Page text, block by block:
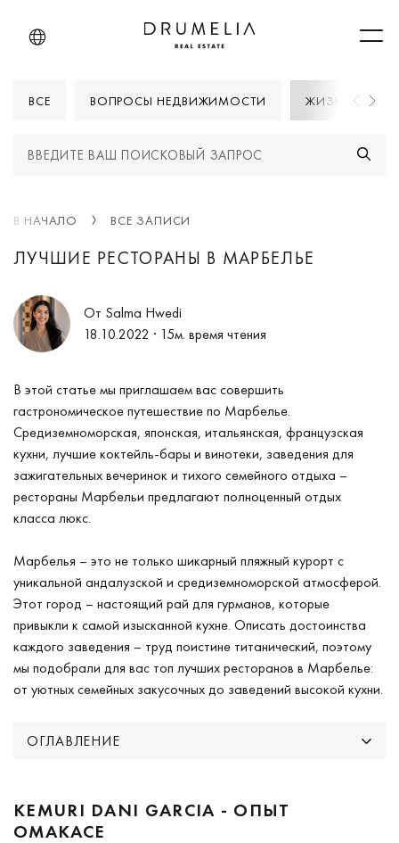
ВСЕ ВОПРОСЫ НЕДВИЖИМОСТИ ЖИЗНИ В
В НАЧАЛО ВСЕ ЗАПИСИ
ЛУЧШИЕ РЕСТОРАНЫ В МАРБЕЛЬЕ
От Salma Hwedi
18.10.2022 · 15м. время чтения
В этой статье мы приглашаем вас совершить
гастрономическое путешествие по Марбелье.
Средиземноморская, японская, итальянская, французская
кухни, лучшие коктейль-бары и винотеки, заведения для
зажигательных вечеринок и тихого семейного отдыха –
рестораны Марбельи предлагают полноценный отдых
класса люкс.
Марбелья – это не только шикарный пляжный курорт с
уникальной андалузской и средиземноморской атмосферой.
Этот город – настоящий рай для гурманов, которые
привыкли к самой изысканной кухне. Описать достоинства
каждого заведения – труд поистине титанический, поэтому
мы подобрали для вас топ лучших ресторанов в Марбелье:
от уютных семейных закусочных до заведений высокой кухни.
ОГЛАВЛЕНИЕ
KEMURI DANI GARCIA - ОПЫТ
ОМАКАСЕ